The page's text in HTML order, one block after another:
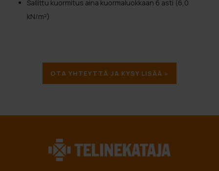
Sallittu kuormitus aina kuormaluokkaan 6 asti (6,0
kN/m²)
OTA YHTEYTTÄ JA KYSY LISÄÄ »